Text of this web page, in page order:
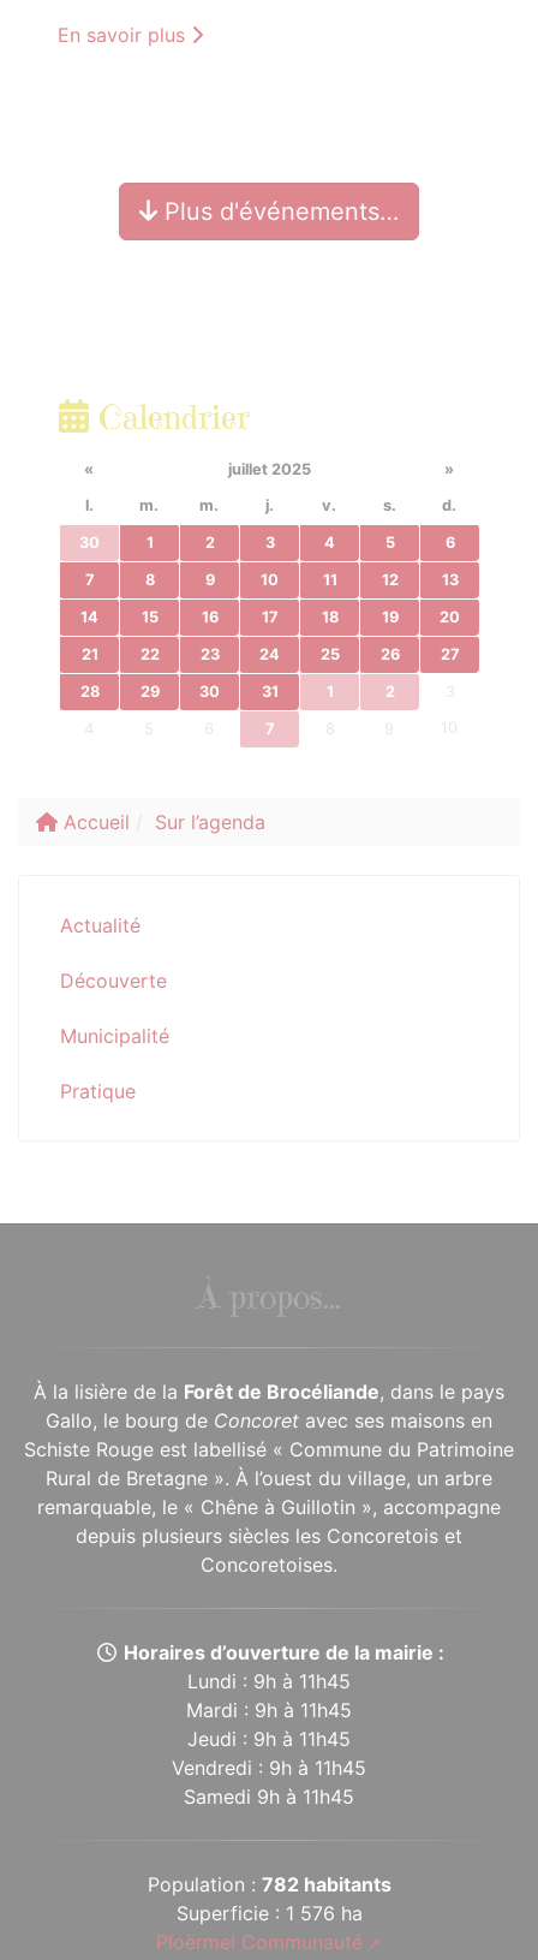
En savoir plus
Plus d'événements…
Calendrier
« juillet 2025
»
l.
m. m. j. v. s. d.
30 1 2 3 4 5 6
7 8 9 10 11 12 13
14 15 16 17 18 19 20
21 22 23 24 25 26 27
28 29 30 31 1 2 3
4 5 6 7 8 9 10
Accueil Sur l’agenda
Actualité
Découverte
Municipalité
Pratique
À propos...
À la lisière de la Forêt de Brocéliande, dans le pays
Gallo, le bourg de Concoret avec ses maisons en
Schiste Rouge est labellisé « Commune du Patrimoine
Rural de Bretagne ». À l’ouest du village, un arbre
remarquable, le « Chêne à Guillotin », accompagne
depuis plusieurs siècles les Concoretois et
Concoretoises.
Horaires d’ouverture de la mairie :
Lundi : 9h à 11h45
Mardi : 9h à 11h45
Jeudi : 9h à 11h45
Vendredi : 9h à 11h45
Samedi 9h à 11h45
Population : 782 habitants
Superficie : 1 576 ha
Ploërmel Communauté